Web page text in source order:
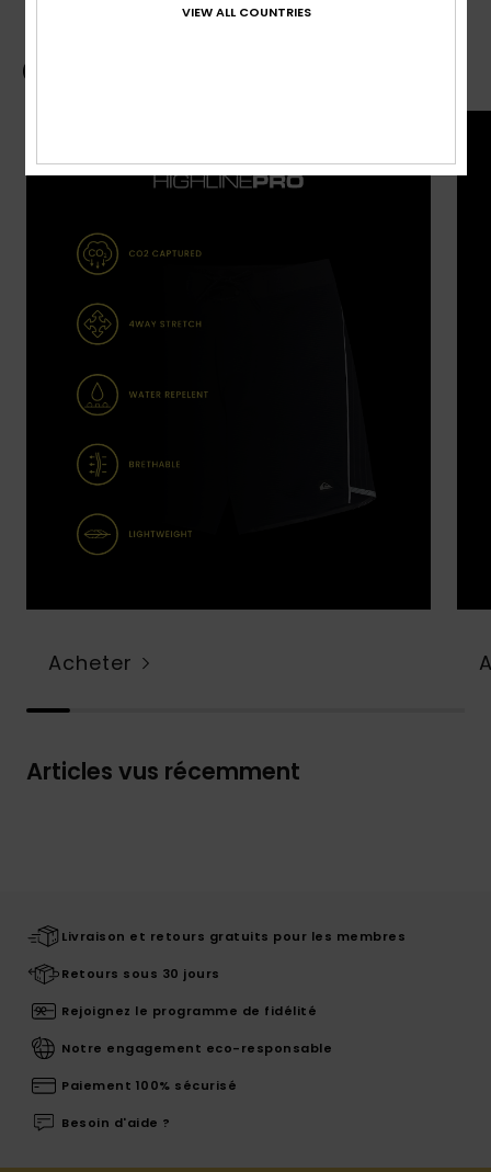
Guide des boardshorts
Acheter
Articles vus récemment
Livraison et retours gratuits pour les membres
Retours sous 30 jours
Rejoignez le programme de fidélité
Notre engagement eco-responsable
Paiement 100% sécurisé
Besoin d'aide ?
VIEW ALL COUNTRIES